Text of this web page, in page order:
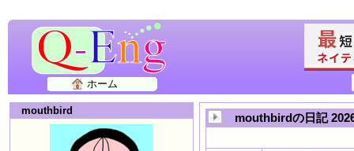
ホーム
mouthbird
mouthbirdの日記